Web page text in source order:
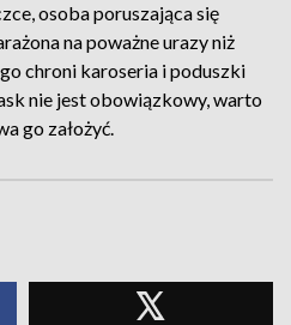
osoba poruszająca się
na poważne urazy niż
chroni karoseria i poduszki
nie jest obowiązkowy, warto
go założyć.